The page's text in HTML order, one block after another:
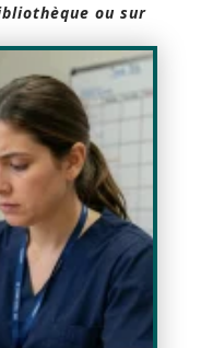
ou sur